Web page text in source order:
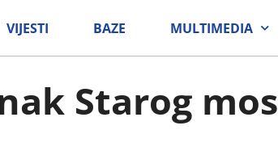
VIJESTI BAZE MULTIMEDIA
Starog